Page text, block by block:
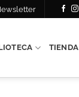
TIENDA